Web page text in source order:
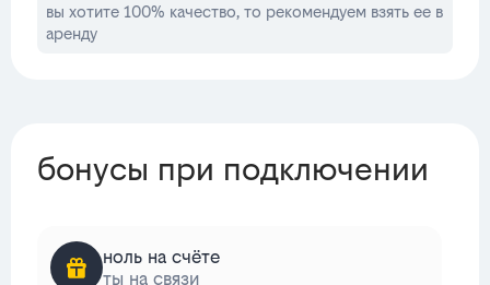
вы хотите 100% качество, то рекомендуем взять ее в
аренду
бонусы при подключении
ноль на счёте
ты на связи